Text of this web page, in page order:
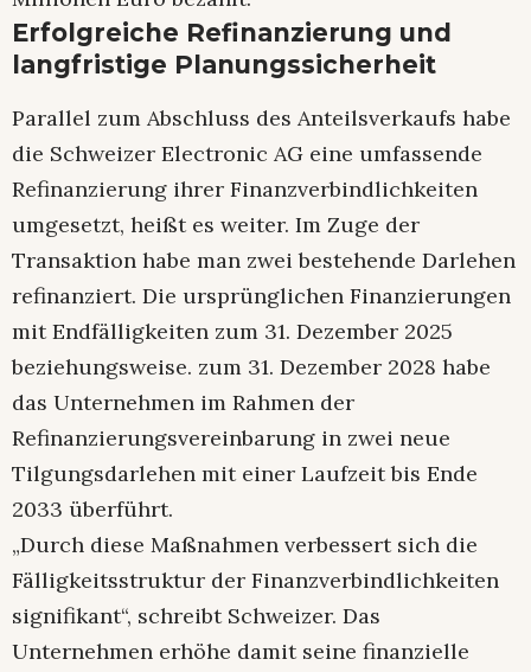
Erfolgreiche Refinanzierung und
langfristige Planungssicherheit
Parallel zum Abschluss des Anteilsverkaufs habe
die Schweizer Electronic AG eine umfassende
Refinanzierung ihrer Finanzverbindlichkeiten
umgesetzt, heißt es weiter. Im Zuge der
Transaktion habe man zwei bestehende Darlehen
refinanziert. Die ursprünglichen Finanzierungen
mit Endfälligkeiten zum 31. Dezember 2025
beziehungsweise. zum 31. Dezember 2028 habe
das Unternehmen im Rahmen der
Refinanzierungsvereinbarung in zwei neue
Tilgungsdarlehen mit einer Laufzeit bis Ende
2033 überführt.
„Durch diese Maßnahmen verbessert sich die
Fälligkeitsstruktur der Finanzverbindlichkeiten
signifikant“, schreibt Schweizer. Das
Unternehmen erhöhe damit seine finanzielle